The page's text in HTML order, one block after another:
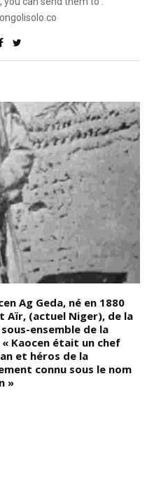
Ag Geda, né en 1880
Aïr, (actuel Niger), de la
ensemble de la
Kaocen était un chef
et héros de la
connu sous le nom
»